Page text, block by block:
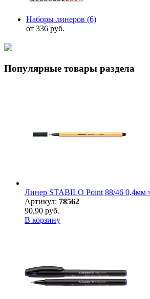
Наборы линеров (6)
от 336 руб.
Популярные товары раздела
Линер STABILO Point 88/46 0,4мм
Артикул: 78562
90,90 руб.
В корзину